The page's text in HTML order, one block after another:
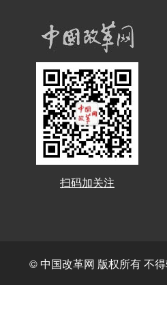
扫码加关注
© 中国改革网 版权所有 不